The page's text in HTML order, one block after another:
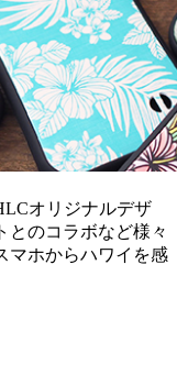
オリジナルデザ
とのコラボなど様々
マホからハワイを感